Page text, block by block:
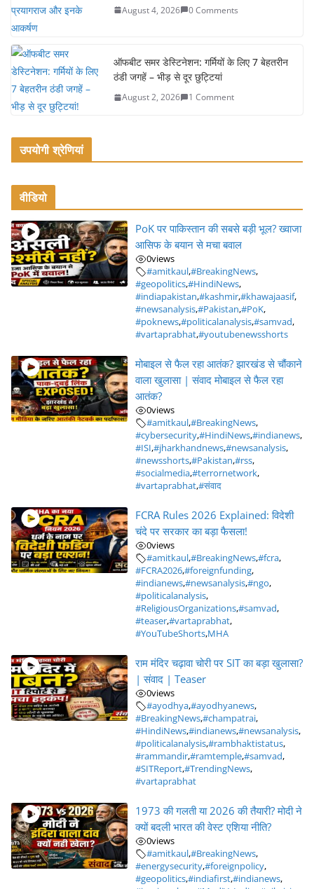
August 4, 2026 0 Comments
ऑफबीट समर डेस्टिनेशन: गर्मियों के लिए 7 बेहतरीन
ठंडी जगहें – भीड़ से दूर छुट्टियां
August 2, 2026 1 Comment
उपयोगी श्रेणियां
वीडियो
PoK पर पाकिस्तान की सबसे बड़ी भूल? ख्वाजा
आसिफ के बयान से मचा बवाल
0views
#amitkaul,#BreakingNews,
#geopolitics,#HindiNews,
#indiapakistan,#kashmir,#khawajaasif,
#newsanalysis,#Pakistan,#PoK,
#poknews,#politicalanalysis,#samvad,
#vartaprabhat,#youtubenewsshorts
मोबाइल से फैल रहा आतंक? झारखंड से चौंकाने
वाला खुलासा | संवाद मोबाइल से फैल रहा
आतंक?
0views
#amitkaul,#BreakingNews,
#cybersecurity,#HindiNews,#indianews,
#ISI,#jharkhandnews,#newsanalysis,
#newsshorts,#Pakistan,#rss,
#socialmedia,#terrornetwork,
#vartaprabhat,#संवाद
FCRA Rules 2026 Explained: विदेशी
चंदे पर सरकार का बड़ा फैसला!
0views
#amitkaul,#BreakingNews,#fcra,
#FCRA2026,#foreignfunding,
#indianews,#newsanalysis,#ngo,
#politicalanalysis,
#ReligiousOrganizations,#samvad,
#teaser,#vartaprabhat,
#YouTubeShorts,MHA
राम मंदिर चढ़ावा चोरी पर SIT का बड़ा खुलासा?
| संवाद | Teaser
0views
#ayodhya,#ayodhyanews,
#BreakingNews,#champatrai,
#HindiNews,#indianews,#newsanalysis,
#politicalanalysis,#rambhaktistatus,
#rammandir,#ramtemple,#samvad,
#SITReport,#TrendingNews,
#vartaprabhat
1973 की गलती या 2026 की तैयारी? मोदी ने
क्यों बदली भारत की वेस्ट एशिया नीति?
0views
#amitkaul,#BreakingNews,
#energysecurity,#foreignpolicy,
#geopolitics,#indiafirst,#indianews,